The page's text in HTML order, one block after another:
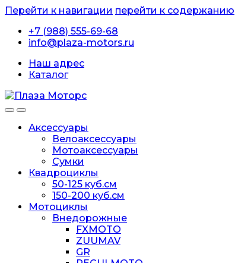
Перейти к навигации перейти к содержанию
+7 (988) 555-69-68
info@plaza-motors.ru
Наш адрес
Каталог
Аксессуары
Велоаксессуары
Мотоаксессуары
Сумки
Квадроциклы
50-125 куб.см
150-200 куб.см
Мотоциклы
Внедорожные
FXMOTO
ZUUMAV
GR